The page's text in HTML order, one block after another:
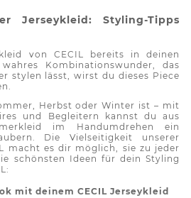
Jerseykleid: Styling-Tipps
von CECIL bereits in deinen
Kombinationswunder, das
stylen lässt, wirst dudieses Piece
Herbst oder Winter ist – mit
und Begleitern kannst du aus
im Handumdrehen ein
Die Vielseitigkeit unserer
macht es dir möglich, sie zu jeder
schönsten Ideen für dein Styling
mit deinem CECIL Jerseykleid